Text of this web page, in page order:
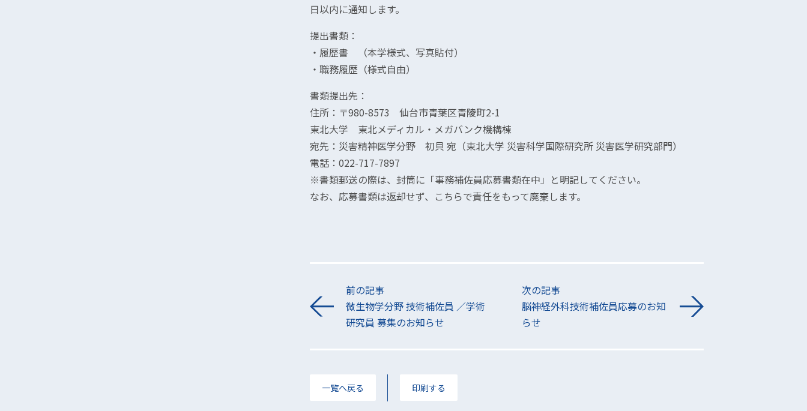
日以内に通知します。
提出書類：
・履歴書 （本学様式、写真貼付）
・職務履歴（様式自由）
書類提出先：
住所：〒980-8573 仙台市青葉区青陵町2-1
東北大学 東北メディカル・メガバンク機構棟
宛先：災害精神医学分野 初貝 宛（東北大学 災害科学国際研究所 災害医学研究部門）
電話：022-717-7897
※書類郵送の際は、封筒に「事務補佐員応募書類在中」と明記してください。
なお、応募書類は返却せず、こちらで責任をもって廃棄します。
前の記事
微生物学分野 技術補佐員 ／学術
研究員 募集のお知らせ
次の記事
脳神経外科技術補佐員応募のお知
らせ
一覧へ戻る 印刷する